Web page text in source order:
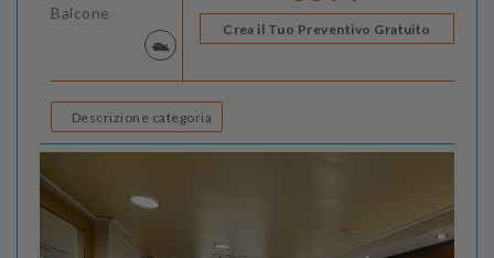
Balcone
Crea il Tuo Preventivo Gratuito
Descrizione categoria